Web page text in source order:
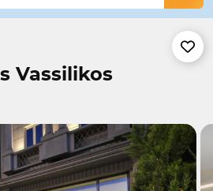
Vassilikos